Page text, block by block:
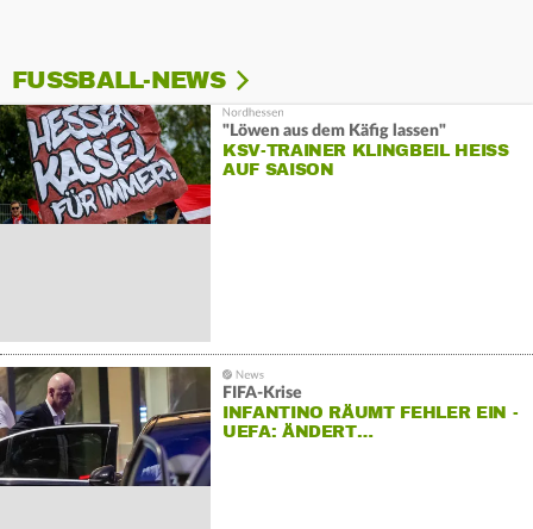
FUSSBALL-NEWS
"Löwen aus dem Käfig lassen"
KSV-TRAINER KLINGBEIL HEISS A
UF SAISON
FIFA-Krise
INFANTINO RÄUMT FEHLER EIN -
UEFA: ÄNDERT…